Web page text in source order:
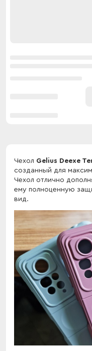
Чехол Gelius Deexe
созданный для
Чехол отлично
ему полноценную
вид.